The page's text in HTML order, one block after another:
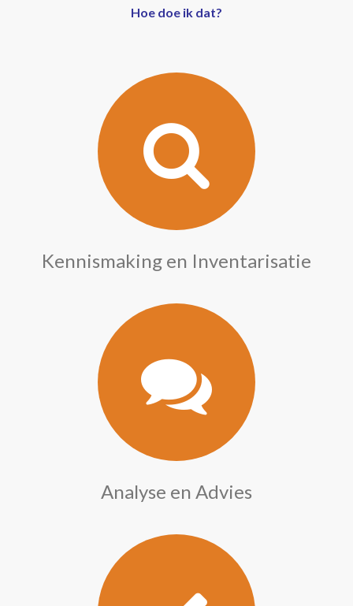
Hoe doe ik dat?
Kennismaking en Inventarisatie
Analyse en Advies